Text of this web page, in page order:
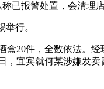
报警处置，会清理店
行。
20件，全数依法。经
，宜宾就何某涉嫌发